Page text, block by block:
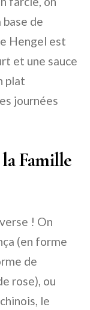
de
Hengel est
et une sauce
plat
journées
Famille
! On
(en forme
de
rose), ou
le